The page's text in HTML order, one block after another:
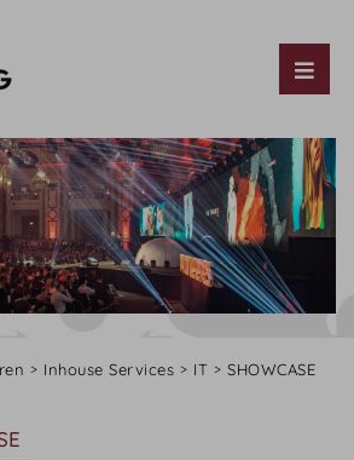
Inhouse Services IT SHOWCASE